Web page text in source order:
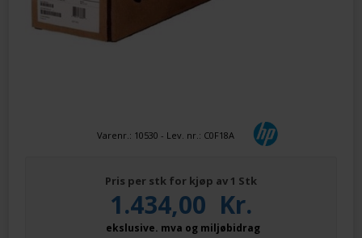
Varenr.: 10530 - Lev. nr.: C0F18A
Pris per stk for kjøp av 1 Stk
1.434,00 Kr.
ekslusive. mva og miljøbidrag